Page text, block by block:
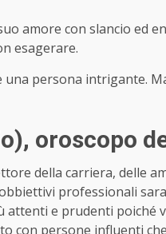
amore con slancio ed
esagerare.
persona intrigante.
, oroscopo
della carriera, delle
professionali
e prudenti poiché
con persone influenti